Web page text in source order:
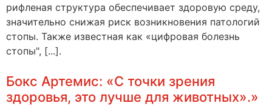
рифленая структура обеспечивает здоровую среду,
значительно снижая риск возникновения патологий
стопы. Также известная как «цифровая болезнь
стопы", [...].
Бокс Артемис: «С точки зрения
здоровья, это лучше для животных».»